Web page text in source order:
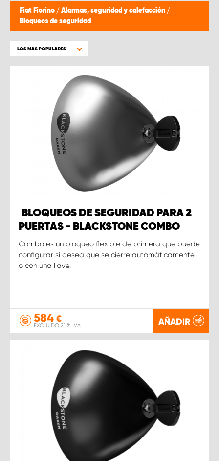
Fiat Fiorino / Alarmas, seguridad y calefacción /
Bloqueos de seguridad
LOS MAS POPULARES
BLOQUEOS DE SEGURIDAD PARA 2
PUERTAS - BLACKSTONE COMBO
Combo es un bloqueo flexible de primera que puede
configurar si desea que se cierre automáticamente
o con una llave.
584 €
EXCLUIDO 21 % IVA AÑADIR